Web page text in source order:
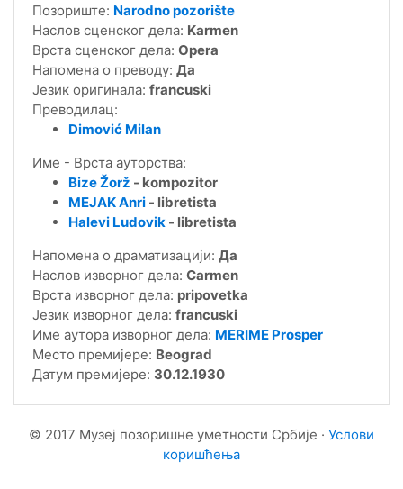
Позориште: Narodno pozorište
Наслов сценског дела: Karmen
Врста сценског дела: Opera
Напомена о преводу: Да
Језик оригинала: francuski
Преводилац:
Dimović Milan
Име - Врста ауторства:
Bize Žorž - kompozitor
MEJAK Anri - libretista
Halevi Ludovik - libretista
Напомена о драматизацији: Да
Наслов изворног дела: Carmen
Врста изворног дела: pripovetka
Језик изворног дела: francuski
Име аутора изворног дела: MERIME Prosper
Место премијере: Beograd
Датум премијере: 30.12.1930
© 2017 Музеј позоришне уметности Србије · Услови
коришћења